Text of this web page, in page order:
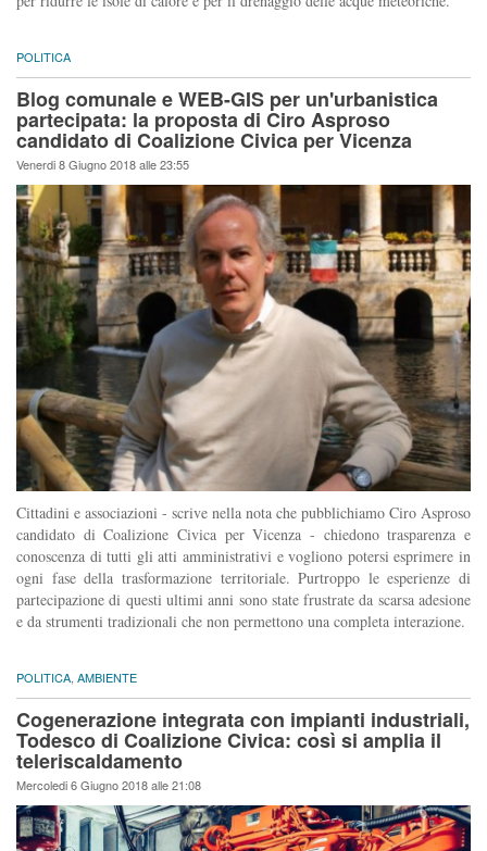
POLITICA
Blog comunale e WEB-GIS per un'urbanistica
partecipata: la proposta di Ciro Asproso
candidato di Coalizione Civica per Vicenza
Venerdi 8 Giugno 2018 alle 23:55
Cittadini e associazioni - scrive nella nota che pubblichiamo Ciro Asproso
candidato di Coalizione Civica per Vicenza - chiedono trasparenza e
conoscenza di tutti gli atti amministrativi e vogliono potersi esprimere in
ogni fase della trasformazione territoriale. Purtroppo le esperienze di
partecipazione di questi ultimi anni sono state frustrate da scarsa adesione
e da strumenti tradizionali che non permettono una completa interazione.
POLITICA AMBIENTE
Cogenerazione integrata con impianti industriali,
Todesco di Coalizione Civica: così si amplia il
teleriscaldamento
Mercoledi 6 Giugno 2018 alle 21:08